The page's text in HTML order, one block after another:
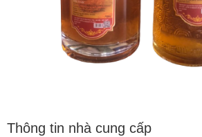
Thông tin nhà cung cấp